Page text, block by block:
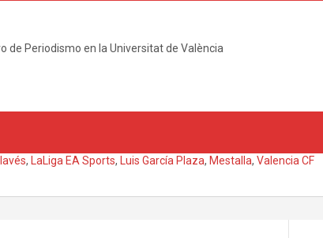
de Periodismo en la Universitat de València
, LaLiga EA Sports, Luis García Plaza, Mestalla, Valencia CF